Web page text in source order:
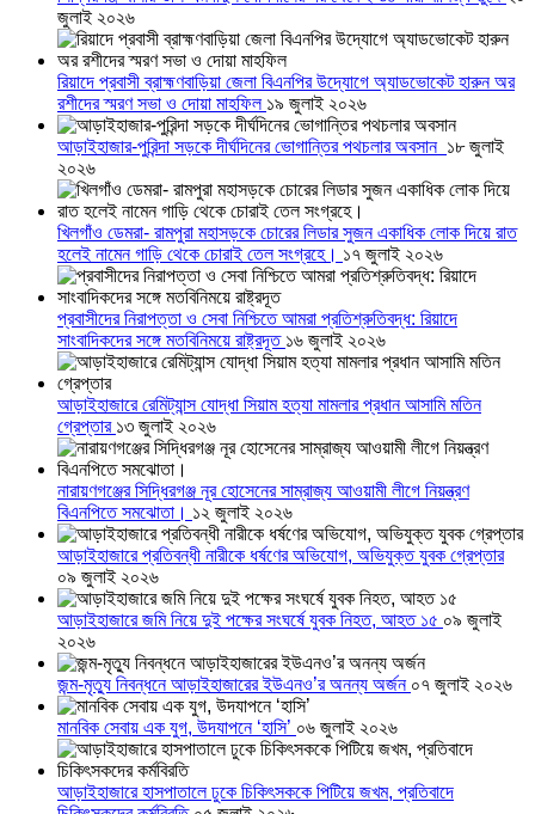
জুলাই ২০২৬
রিয়াদে প্রবাসী ব্রাহ্মণবাড়িয়া জেলা বিএনপির উদ্যোগে অ্যাডভোকেট হারুন অর
রশীদের স্মরণ সভা ও দোয়া মাহফিল ১৯ জুলাই ২০২৬
আড়াইহাজার-পুরিন্দা সড়কে দীর্ঘদিনের ভোগান্তির পথচলার অবসান ১৮ জুলাই
২০২৬
খিলগাঁও ডেমরা- রামপুরা মহাসড়কে চোরের লিডার সুজন একাধিক লোক দিয়ে রাত
হলেই নামেন গাড়ি থেকে চোরাই তেল সংগ্রহে। ১৭ জুলাই ২০২৬
প্রবাসীদের নিরাপত্তা ও সেবা নিশ্চিতে আমরা প্রতিশ্রুতিবদ্ধ: রিয়াদে
সাংবাদিকদের সঙ্গে মতবিনিময়ে রাষ্ট্রদূত ১৬ জুলাই ২০২৬
আড়াইহাজারে রেমিট্যান্স যোদ্ধা সিয়াম হত্যা মামলার প্রধান আসামি মতিন
গ্রেপ্তার ১৩ জুলাই ২০২৬
নারায়ণগঞ্জের সিদ্ধিরগঞ্জ নূর হোসেনের সাম্রাজ্য আওয়ামী লীগে নিয়ন্ত্রণ
বিএনপিতে সমঝোতা। ১২ জুলাই ২০২৬
আড়াইহাজারে প্রতিবন্ধী নারীকে ধর্ষণের অভিযোগ, অভিযুক্ত যুবক গ্রেপ্তার
০৯ জুলাই ২০২৬
আড়াইহাজারে জমি নিয়ে দুই পক্ষের সংঘর্ষে যুবক নিহত, আহত ১৫ ০৯ জুলাই
২০২৬
জন্ম-মৃত্যু নিবন্ধনে আড়াইহাজারের ইউএনও’র অনন্য অর্জন ০৭ জুলাই ২০২৬
মানবিক সেবায় এক যুগ, উদযাপনে ‘হাসি’ ০৬ জুলাই ২০২৬
আড়াইহাজারে হাসপাতালে ঢুকে চিকিৎসককে পিটিয়ে জখম, প্রতিবাদে